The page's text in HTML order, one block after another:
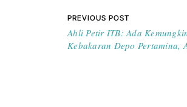
Navigasi pos
PREVIOUS POST
Ahli Petir ITB: Ada
Kebakaran Depo Pertamina,